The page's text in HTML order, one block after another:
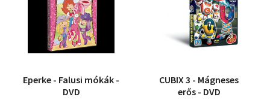
Eperke - Falusi mókák -
DVD
CUBIX 3 - Mágneses
erős - DVD